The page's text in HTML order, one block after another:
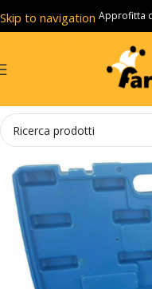
Skip to navigation
Skip to main content
Approfitta